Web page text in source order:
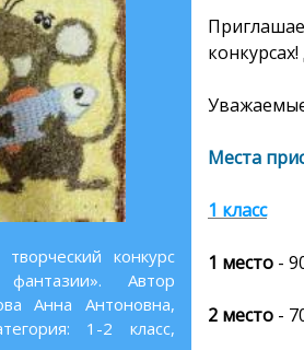
творческий конкурс
фантазии». Автор
Анна Антоновна,
1-2 класс,
Места
1 класс
1 место -
2 место -